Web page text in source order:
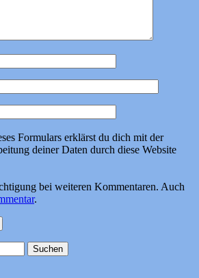
Formulars erklärst du dich mit der
deiner Daten durch diese Website
bei weiteren Kommentaren. Auch
.